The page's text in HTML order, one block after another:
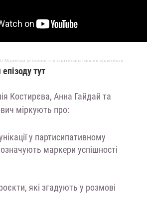
успішності у партисипативних практиках // Юлія Костерєва, Анна Гайдай, Євгенія Нестерович
тут
Костирєва, Анна Гайдай та
міркують про:
у партисипативному
маркери успішності
які згадують у розмові